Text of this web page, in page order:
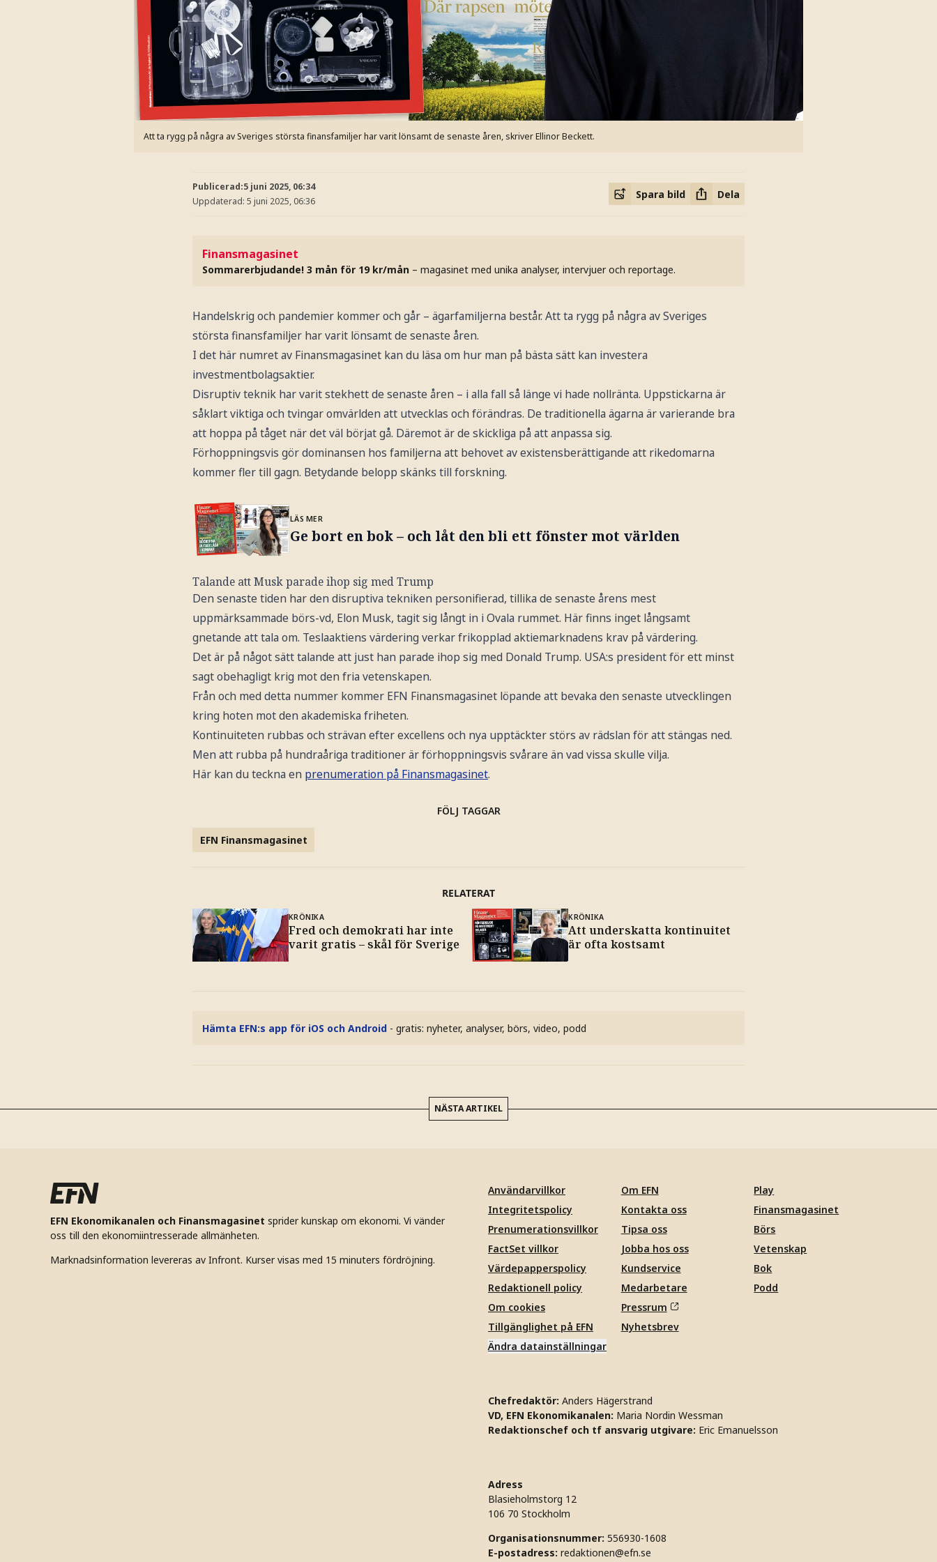
Att ta rygg på några av Sveriges största finansfamiljer har varit lönsamt de senaste åren, skriver Ellinor Beckett.
Publicerad:5 juni 2025, 06:34
Uppdaterad: 5 juni 2025, 06:36
Spara bild Dela
Finansmagasinet
Sommarerbjudande! 3 mån för 19 kr/mån – magasinet med unika analyser, intervjuer och reportage.
Handelskrig och pandemier kommer och går – ägarfamiljerna består. Att ta rygg på några av Sveriges
största finansfamiljer har varit lönsamt de senaste åren.
I det här numret av Finansmagasinet kan du läsa om hur man på bästa sätt kan investera
investmentbolagsaktier.
Disruptiv teknik har varit stekhett de senaste åren – i alla fall så länge vi hade nollränta. Uppstickarna är
såklart viktiga och tvingar omvärlden att utvecklas och förändras. De traditionella ägarna är varierande bra
att hoppa på tåget när det väl börjat gå. Däremot är de skickliga på att anpassa sig.
Förhoppningsvis gör dominansen hos familjerna att behovet av existensberättigande att rikedomarna
kommer fler till gagn. Betydande belopp skänks till forskning.
LÄS MER
Ge bort en bok – och låt den bli ett fönster mot världen
Talande att Musk parade ihop sig med Trump
Den senaste tiden har den disruptiva tekniken personifierad, tillika de senaste årens mest
uppmärksammade börs-vd, Elon Musk, tagit sig långt in i Ovala rummet. Här finns inget långsamt
gnetande att tala om. Teslaaktiens värdering verkar frikopplad aktiemarknadens krav på värdering.
Det är på något sätt talande att just han parade ihop sig med Donald Trump. USA:s president för ett minst
sagt obehagligt krig mot den fria vetenskapen.
Från och med detta nummer kommer EFN Finansmagasinet löpande att bevaka den senaste utvecklingen
kring hoten mot den akademiska friheten.
Kontinuiteten rubbas och strävan efter excellens och nya upptäckter störs av rädslan för att stängas ned.
Men att rubba på hundraåriga traditioner är förhoppningsvis svårare än vad vissa skulle vilja.
Här kan du teckna en prenumeration på Finansmagasinet.
FÖLJ TAGGAR
EFN Finansmagasinet
RELATERAT
KRÖNIKA
Fred och demokrati har inte
varit gratis – skål för Sverige
KRÖNIKA
Att underskatta kontinuitet
är ofta kostsamt
Hämta EFN:s app för iOS och Android - gratis: nyheter, analyser, börs, video, podd
NÄSTA ARTIKEL
EFN Ekonomikanalen och Finansmagasinet sprider kunskap om ekonomi. Vi vänder
oss till den ekonomiintresserade allmänheten.
Marknadsinformation levereras av Infront. Kurser visas med 15 minuters fördröjning.
Användarvillkor
Integritetspolicy
Prenumerationsvillkor
FactSet villkor
Värdepapperspolicy
Redaktionell policy
Om cookies
Tillgänglighet på EFN
Ändra datainställningar
Om EFN
Kontakta oss
Tipsa oss
Jobba hos oss
Kundservice
Medarbetare
Pressrum
Nyhetsbrev
Play
Finansmagasinet
Börs
Vetenskap
Bok
Podd
Chefredaktör: Anders Hägerstrand
VD, EFN Ekonomikanalen: Maria Nordin Wessman
Redaktionschef och tf ansvarig utgivare: Eric Emanuelsson
Adress
Blasieholmstorg 12
106 70 Stockholm
Organisationsnummer: 556930-1608
E-postadress: redaktionen@efn.se